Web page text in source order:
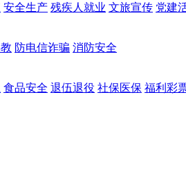
安全生产 残疾人就业 文旅宣传 党建
防电信诈骗 消防安全
食品安全 退伍退役 社保医保 福利彩